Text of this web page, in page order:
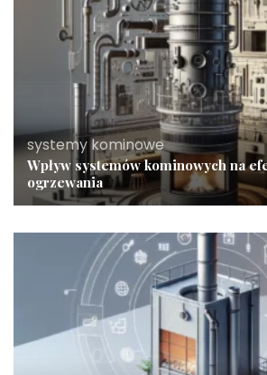
systemy kominowe
Wpływ systemów kominowych na
ogrzewania